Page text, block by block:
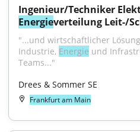
Energieverteilung Leit-/
"...und wirtschaftlicher
Industrie, Energie und
Teams..."
Drees & Sommer SE
Frankfurt am Main